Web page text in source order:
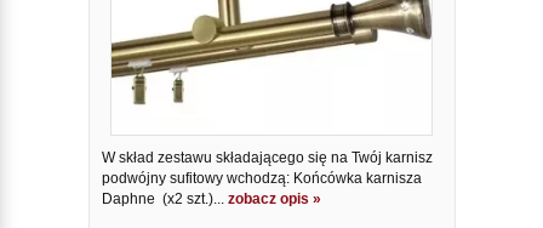
W skład zestawu składającego się na Twój karnisz
podwójny sufitowy wchodzą: Końcówka karnisza
Daphne (x2 szt.)... zobacz opis »